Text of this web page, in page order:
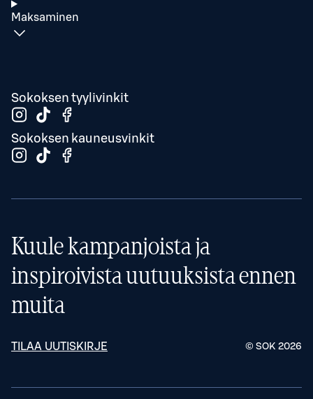
Maksaminen
Sokoksen tyylivinkit
Sokoksen kauneusvinkit
Kuule kampanjoista ja
inspiroivista uutuuksista ennen
muita
TILAA UUTISKIRJE © SOK 2026